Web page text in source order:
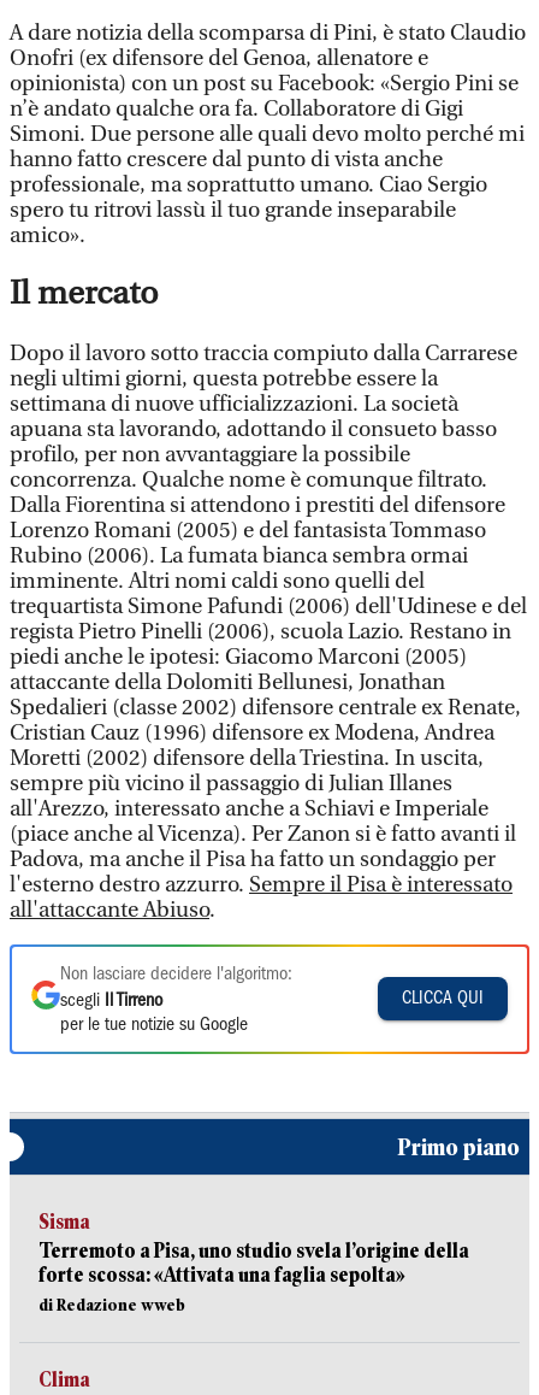
A dare notizia della scomparsa di Pini, è stato Claudio
Onofri (ex difensore del Genoa, allenatore e
opinionista) con un post su Facebook: «Sergio Pini se
n’è andato qualche ora fa. Collaboratore di Gigi
Simoni. Due persone alle quali devo molto perché mi
hanno fatto crescere dal punto di vista anche
professionale, ma soprattutto umano. Ciao Sergio
spero tu ritrovi lassù il tuo grande inseparabile
amico».
Il mercato
Dopo il lavoro sotto traccia compiuto dalla Carrarese
negli ultimi giorni, questa potrebbe essere la
settimana di nuove ufficializzazioni. La società
apuana sta lavorando, adottando il consueto basso
profilo, per non avvantaggiare la possibile
concorrenza. Qualche nome è comunque filtrato.
Dalla Fiorentina si attendono i prestiti del difensore
Lorenzo Romani (2005) e del fantasista Tommaso
Rubino (2006). La fumata bianca sembra ormai
imminente. Altri nomi caldi sono quelli del
trequartista Simone Pafundi (2006) dell'Udinese e del
regista Pietro Pinelli (2006), scuola Lazio. Restano in
piedi anche le ipotesi: Giacomo Marconi (2005)
attaccante della Dolomiti Bellunesi, Jonathan
Spedalieri (classe 2002) difensore centrale ex Renate,
Cristian Cauz (1996) difensore ex Modena, Andrea
Moretti (2002) difensore della Triestina. In uscita,
sempre più vicino il passaggio di Julian Illanes
all'Arezzo, interessato anche a Schiavi e Imperiale
(piace anche al Vicenza). Per Zanon si è fatto avanti il
Padova, ma anche il Pisa ha fatto un sondaggio per
l'esterno destro azzurro. Sempre il Pisa è interessato
all'attaccante Abiuso.
Non lasciare decidere l'algoritmo:
scegli
Il Tirreno
per le tue notizie su Google
CLICCA QUI
Primo piano
Sisma
Terremoto a Pisa, uno studio svela l’origine della
forte scossa: «Attivata una faglia sepolta»
di Redazione wweb
Clima